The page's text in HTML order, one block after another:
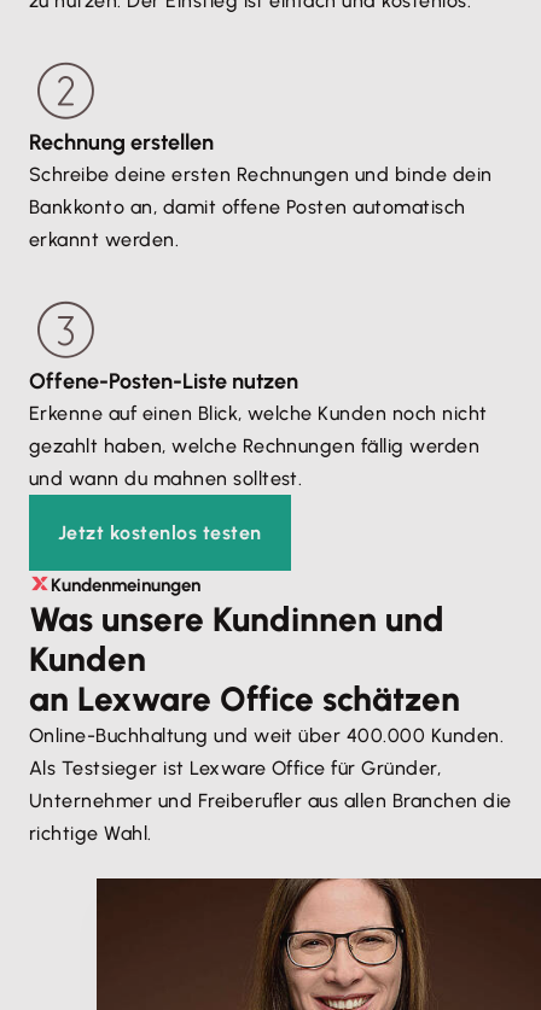
Rechnung erstellen
Schreibe deine ersten Rechnungen und binde dein
Bankkonto an, damit offene Posten automatisch
erkannt werden.
Offene-Posten-Liste nutzen
Erkenne auf einen Blick, welche Kunden noch nicht
gezahlt haben, welche Rechnungen fällig werden
und wann du mahnen solltest.
Jetzt kostenlos testen
Kundenmeinungen
Was unsere Kundinnen und
Kunden
an Lexware Office schätzen
Online-Buchhaltung und weit über 400.000 Kunden.
Als Testsieger ist Lexware Office für Gründer,
Unternehmer und Freiberufler aus allen Branchen die
richtige Wahl.